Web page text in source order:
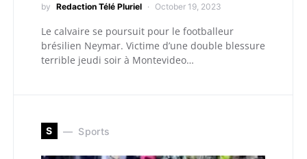
by Redaction Télé Pluriel October 19, 2023
Le calvaire se poursuit pour le footballeur
brésilien Neymar. Victime d’une double blessure
terrible jeudi soir à Montevideo…
S Sports